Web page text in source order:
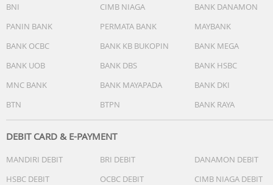
BNI
CIMB NIAGA
BANK DANAMON
PANIN BANK
PERMATA BANK
MAYBANK
BANK OCBC
BANK KB BUKOPIN
BANK MEGA
BANK UOB
BANK DBS
BANK HSBC
MNC BANK
BANK MAYAPADA
BANK DKI
BTN
BTPN BANK RAYA
DEBIT CARD & E-PAYMENT
MANDIRI DEBIT BRI DEBIT
DANAMON DEBIT
HSBC DEBIT
OCBC DEBIT
CIMB NIAGA DEBIT